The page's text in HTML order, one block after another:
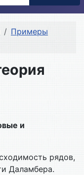
Примеры
и
рядов,
Даламбера.